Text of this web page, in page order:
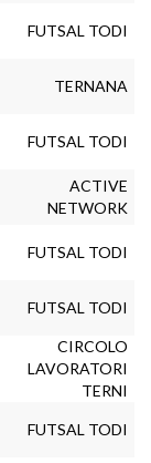
FUTSAL TODI
TERNANA
FUTSAL TODI
ACTIVE
NETWORK
FUTSAL TODI
FUTSAL TODI
CIRCOLO
LAVORATORI
TERNI
FUTSAL TODI